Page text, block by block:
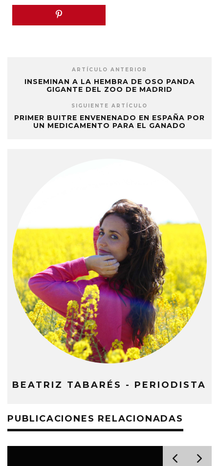
ARTÍCULO ANTERIOR
INSEMINAN A LA HEMBRA DE OSO PANDA
GIGANTE DEL ZOO DE MADRID
SIGUIENTE ARTÍCULO
PRIMER BUITRE ENVENENADO EN ESPAÑA POR
UN MEDICAMENTO PARA EL GANADO
BEATRIZ TABARÉS - PERIODISTA
PUBLICACIONES RELACIONADAS